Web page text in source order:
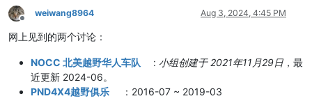
Offline
weiwang8964 Aug 3, 2024, 4:45 PM
网上见到的两个讨论：
NOCC 北美越野华人车队 : 小组创建于 2021年11月29日 ，最
近更新 2024-06。
PND4X4越野俱乐
：2016-07 ~ 2019-03